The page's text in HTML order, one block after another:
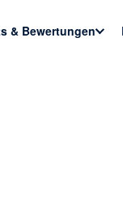
& Bewertungen